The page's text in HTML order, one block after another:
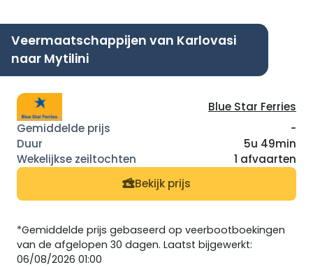
Veermaatschappijen van Karlovasi
naar Mytilini
Blue Star Ferries
-
5u 49min
1 afvaarten
Bekijk prijs
*Gemiddelde prijs gebaseerd op veerbootboekingen
van de afgelopen 30 dagen. Laatst bijgewerkt:
06/08/2026 01:00